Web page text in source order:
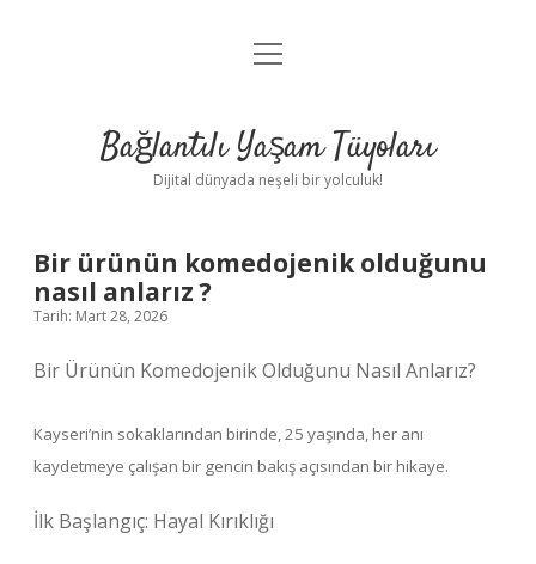
Anasayfa
Yasal Uyarı
menüyü
Bağlantılı Yaşam Tüyoları
Dijital dünyada neşeli bir yolculuk!
Bir ürünün komedojenik olduğunu
nasıl anlarız ?
Tarih: Mart 28, 2026
Bir Ürünün Komedojenik Olduğunu Nasıl Anlarız?
Kayseri’nin sokaklarından birinde, 25 yaşında, her anı
kaydetmeye çalışan bir gencin bakış açısından bir hikaye.
İlk Başlangıç: Hayal Kırıklığı